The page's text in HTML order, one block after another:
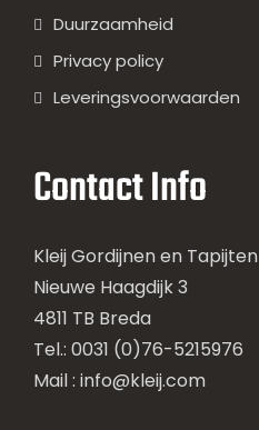
Duurzaamheid
Privacy policy
Leveringsvoorwaarden
Contact Info
Kleij Gordijnen en Tapijten
Nieuwe Haagdijk 3
4811 TB Breda
Tel.: 0031 (0)76-5215976
Mail : info@kleij.com